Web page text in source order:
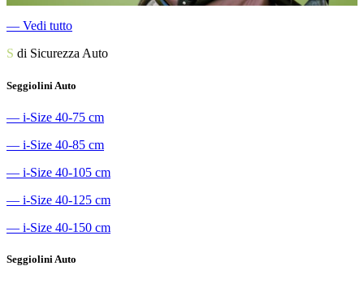
― Vedi tutto
S di Sicurezza Auto
Seggiolini Auto
― i-Size 40-75 cm
― i-Size 40-85 cm
― i-Size 40-105 cm
― i-Size 40-125 cm
― i-Size 40-150 cm
Seggiolini Auto